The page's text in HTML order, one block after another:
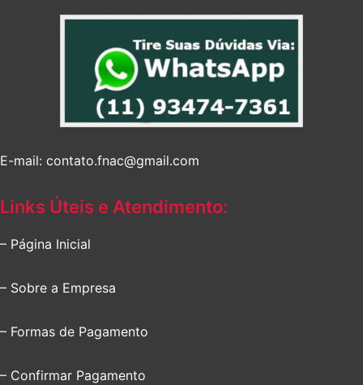
E-mail: contato.fnac@gmail.com
Links Úteis e Atendimento:
– Página Inicial
– Sobre a Empresa
– Formas de Pagamento
– Confirmar Pagamento